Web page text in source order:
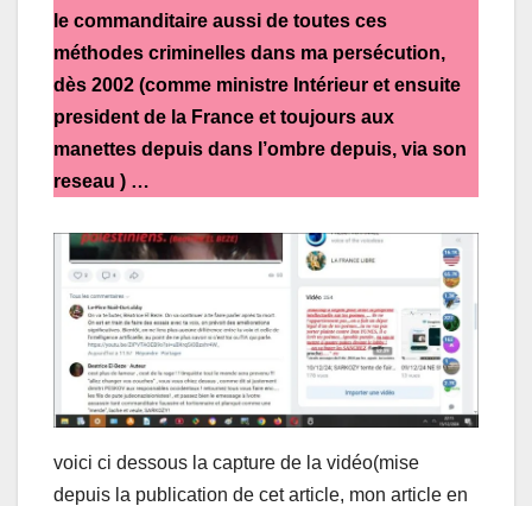
le commanditaire aussi de toutes ces
méthodes criminelles dans ma persécution,
dès 2002 (comme ministre Intérieur et ensuite
president de la France et toujours aux
manettes depuis dans l’ombre depuis, via son
reseau ) …
voici ci dessous la capture de la vidéo(mise
depuis la publication de cet article, mon article en